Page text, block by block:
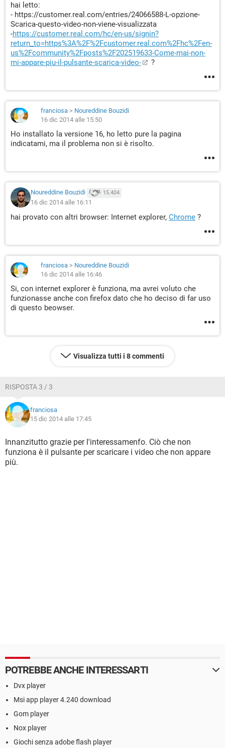
hai letto:
- https://customer.real.com/entries/24066588-L-opzione-
Scarica-questo-video-non-viene-visualizzata
-https://customer.real.com/hc/en-us/signin?
return_to=https%3A%2F%2Fcustomer.real.com%2Fhc%2Fen-
us%2Fcommunity%2Fposts%2F202519633-Come-mai-non-
mi-appare-piu-il-pulsante-scarica-video-
?
franciosa > Noureddine Bouzidi
16 dic 2014 alle 15:50
Ho installato la versione 16, ho letto pure la pagina
indicatami, ma il problema non si è risolto.
Noureddine Bouzidi 15.404
16 dic 2014 alle 16:11
hai provato con altri browser: Internet explorer, Chrome ?
franciosa > Noureddine Bouzidi
16 dic 2014 alle 16:46
Si, con internet explorer è funziona, ma avrei voluto che
funzionasse anche con firefox dato che ho deciso di far uso
di questo beowser.
Visualizza tutti i 8 commenti
RISPOSTA 3 / 3
franciosa
15 dic 2014 alle 17:45
Innanzitutto grazie per l'interessamenfo. Ciò che non
funziona è il pulsante per scaricare i video che non appare
più.
POTREBBE ANCHE INTERESSARTI
Dvx player
Msi app player 4.240 download
Gom player
Nox player
Giochi senza adobe flash player